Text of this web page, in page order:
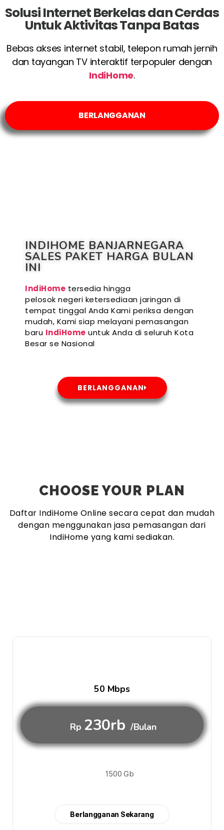
Solusi Internet Berkelas dan Cerdas
Untuk Aktivitas Tanpa Batas
Bebas akses internet stabil, telepon rumah jernih
dan tayangan TV interaktif terpopuler dengan
IndiHome.
BERLANGGANAN
INDIHOME BANJARNEGARA
SALES PAKET HARGA BULAN
INI
IndiHome tersedia hingga
pelosok negeri ketersediaan jaringan di
tempat tinggal Anda Kami periksa dengan
mudah, Kami siap melayani pemasangan
baru IndiHome untuk Anda di seluruh Kota
Besar se Nasional
BERLANGGANAN
CHOOSE YOUR PLAN
Daftar IndiHome Online secara cepat dan mudah
dengan menggunakan jasa pemasangan dari
IndiHome yang kami sediakan.
50 Mbps
Rp 230rb /Bulan
1500 Gb
Berlangganan Sekarang